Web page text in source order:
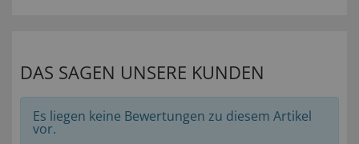
DAS SAGEN UNSERE KUNDEN
Es liegen keine Bewertungen zu diesem Artikel
vor.